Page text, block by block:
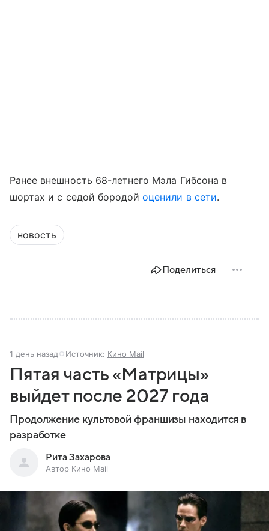
Ранее внешность 68-летнего Мэла Гибсона в
шортах и с седой бородойоценили в сети.
новость
Поделиться
1 день назад Источник: Кино Mail
Пятая часть «Матрицы»
выйдет после 2027 года
Продолжение культовой франшизы находится в
разработке
Рита Захарова
Автор Кино Mail